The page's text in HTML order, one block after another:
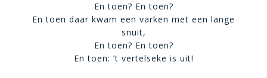
En toen? En toen?
En toen daar kwam een varken met een lange
snuit,
En toen? En toen?
En toen: ’t vertelseke is uit!